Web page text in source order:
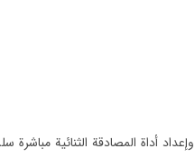
أداة المصادقة الثنائية